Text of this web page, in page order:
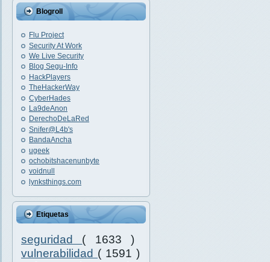
Blogroll
Flu Project
Security At Work
We Live Security
Blog Segu-Info
HackPlayers
TheHackerWay
CyberHades
La9deAnon
DerechoDeLaRed
Snifer@L4b's
BandaAncha
ugeek
ochobitshacenunbyte
voidnull
lynksthings.com
Etiquetas
seguridad ( 1633 )
vulnerabilidad ( 1591 )